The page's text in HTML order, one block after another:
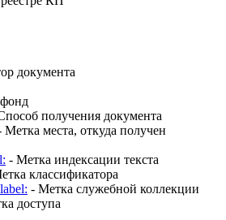
документа
получения документа
Метка места, откуда получен
- Метка индексации текста
классификатора
- Метка служебной коллекции
доступа